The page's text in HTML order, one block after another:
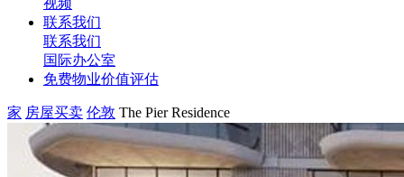
视频
联系我们
联系我们
国际办公室
免费物业价值评估
家 房屋买卖 伦敦 The Pier Residence